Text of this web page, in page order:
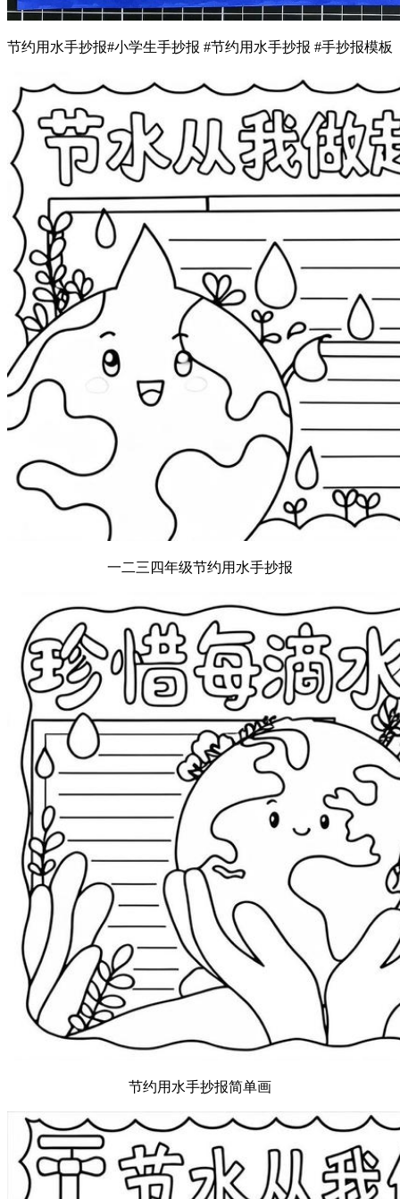
节约用水手抄报#小学生手抄报 #节约用水手抄报 #手抄报模板
一二三四年级节约用水手抄报
节约用水手抄报简单画